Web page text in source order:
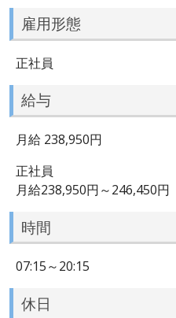
雇用形態
正社員
給与
月給 238,950円
正社員
月給238,950円～246,450円
時間
07:15～20:15
休日